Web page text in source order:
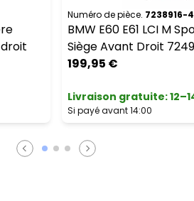
Numéro de pièce. 7238916-4
BMW E60 E61 LCI M
Siège Avant Droit
199,95 €
Livraison gratuite:
Si payé avant 14:00